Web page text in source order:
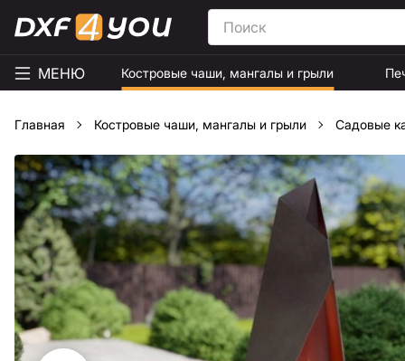
МЕНЮ Костровые чаши, мангалы и грыли
Главная Костровые чаши, мангалы и грыли Садовые